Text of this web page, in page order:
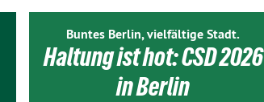
Buntes Berlin, vielfältige Stadt.
Haltung ist hot: CSD 2026
in Berlin